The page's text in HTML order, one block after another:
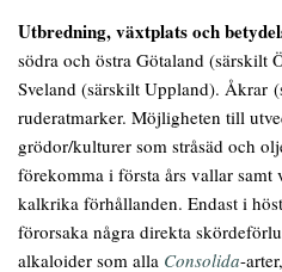
Utbredning, växtplats och
södra och östra Götaland (särskilt
Sveland (särskilt Uppland). Åkrar
ruderatmarker. Möjligheten till
grödor/kulturer som stråsäd och
förekomma i första års vallar samt
kalkrika förhållanden. Endast i
förorsaka några direkta
alkaloider som alla Consolida-